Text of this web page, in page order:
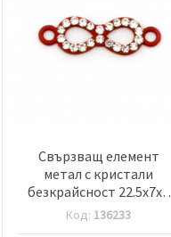
Свързващ елемент
метал с кристали
безкрайсност 22.5x7x2
мм дупка 1.5 мм червен-2
броя
Код: 136233